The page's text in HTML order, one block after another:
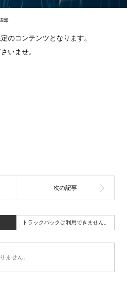
邸
のコンテンツとなります。
いませ。
トラックバックは利用できません。
ません。